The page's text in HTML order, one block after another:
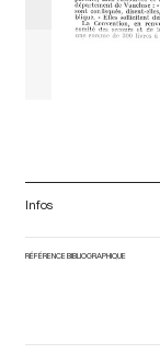
Infos
RÉFÉRENCE BIBLIOGRAPHIQUE